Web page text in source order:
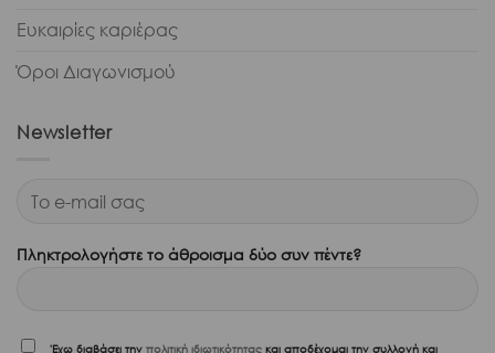
Ευκαιρίες καριέρας
Όροι Διαγωνισμού
Newsletter
Πληκτρολογήστε το άθροισμα δύο συν πέντε?
'Εχω διαβάσει την πολιτική ιδιωτικότητας και αποδέχομαι την συλλογή και